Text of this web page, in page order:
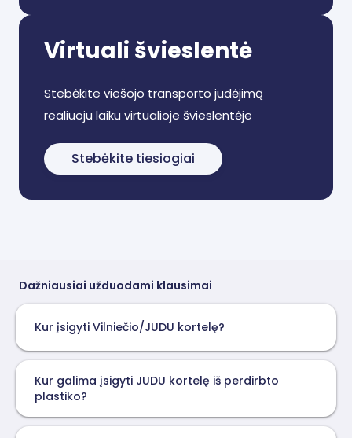
Virtuali švieslentė
Stebėkite viešojo transporto judėjimą
realiuoju laiku virtualioje švieslentėje
Stebėkite tiesiogiai
Dažniausiai užduodami klausimai
Kur įsigyti Vilniečio/JUDU kortelę?
Kur galima įsigyti JUDU kortelę iš perdirbto
plastiko?